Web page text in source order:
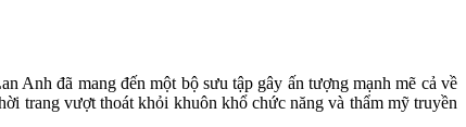
Anh đã mang đến một bộ sưu tập gây ấn tượng mạnh mẽ cả về
trang vượt thoát khỏi khuôn khổ chức năng và thẩm mỹ truyền